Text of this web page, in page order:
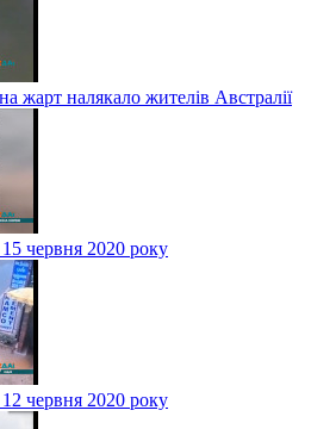
жарт налякало жителів Австралії
червня 2020 року
червня 2020 року